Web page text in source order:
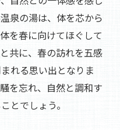
四季の美
谷温泉の旅
魅力
泉の旅
季折々の時間
四季の物語
泉の湯は、体を芯から
を春に向けてほぐして
共に、春の訪れを五感
れる思い出となりま
を忘れ、自然と調和す
とでしょう。